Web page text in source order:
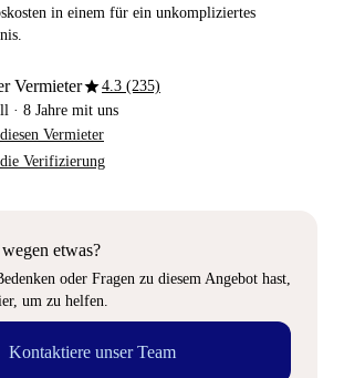
in einem für ein unkompliziertes
Vermieterstar4.3 (235)
· 8 Jahre mit uns
Vermieter
Verifizierung
etwas?
oder Fragen zu diesem Angebot hast,
um zu helfen.
Kontaktiere unser Team